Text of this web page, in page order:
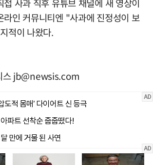
접 사과 직후 유튜브 채널에 새 영상이
라인 커뮤니티엔 "사과에 진정성이 보
적이 나왔다.
스jb@newsis.com